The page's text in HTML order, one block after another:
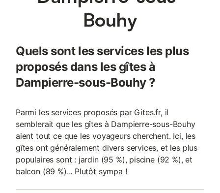
couette, taies d'oreillers), et 5 parures complète 90, vos
serviettes, 2 tapis de bains et des torchons. Animaux autorisé
avec supplément de 50 euros par animal
Bouhy
Quels sont les services les plus
proposés dans les gîtes à
Dampierre-sous-Bouhy ?
Parmi les services proposés par Gites.fr, il
semblerait que les gîtes à Dampierre-sous-Bouhy
aient tout ce que les voyageurs cherchent. Ici, les
gîtes ont généralement divers services, et les plus
populaires sont : jardin (95 %), piscine (92 %), et
balcon (89 %)... Plutôt sympa !